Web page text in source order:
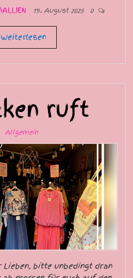
19. August 2025 0
Weiterlesen
ruft
Allgemein
Lieben, bitte unbedingt dran